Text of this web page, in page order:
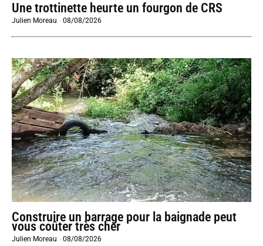
Une trottinette heurte un fourgon de CRS
Julien Moreau -08/08/2026
Construire un barrage pour la baignade peut
vous coûter très cher
Julien Moreau -08/08/2026